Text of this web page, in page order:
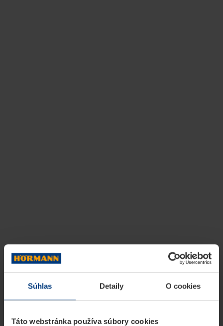
Súhlas Detaily O cookies
Táto webstránka používa súbory cookies